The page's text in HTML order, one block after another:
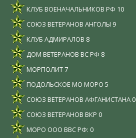
КЛУБ ВОЕНАЧАЛЬНИКОВ РФ 10
СОЮЗ ВЕТЕРАНОВ АНГОЛЫ 9
КЛУБ АДМИРАЛОВ 8
ДОМ ВЕТЕРАНОВ ВС РФ 8
МОРПОЛИТ7
ПОДОЛЬСКОЕ МО МОРО 5
СОЮЗ ВЕТЕРАНОВ АФГАНИСТАНА 0
СОЮЗ ВЕТЕРАНОВ ВКР 0
МОРО ООО ВВС РФ: 0